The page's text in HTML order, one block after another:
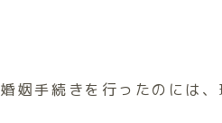
姻手続きを行ったのには、